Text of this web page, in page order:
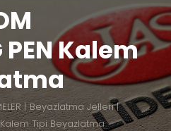
PEN Kalem
Beyazlatma Jelleri
Kalem Tipi Beyazlatma